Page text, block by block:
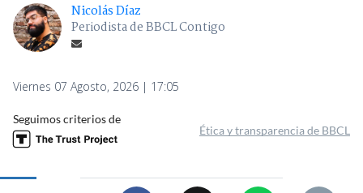
Nicolás Díaz
Periodista de BBCL Contigo
Viernes 07 Agosto, 2026 | 17:05
Seguimos criterios de
Ética y transparencia de BBCL